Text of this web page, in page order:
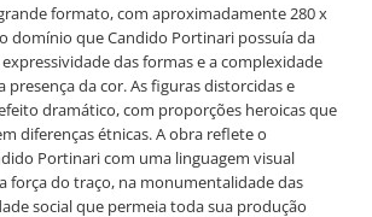
formato, com aproximadamente 280 x
domínio que Candido Portinari possuía da
das formas e a complexidade
presença da cor. As figuras distorcidas e
dramático, com proporções heroicas que
diferenças étnicas. A obra reflete o
Portinari com uma linguagem visual
força do traço, na monumentalidade das
social que permeia toda sua produção